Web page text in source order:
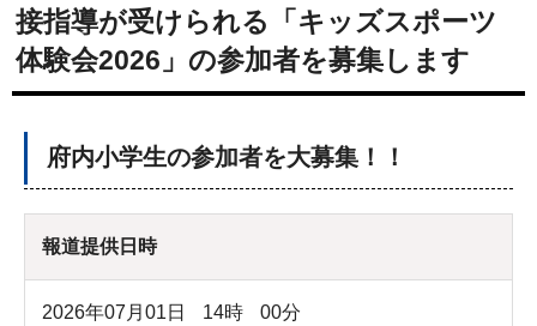
接指導が受けられる「キッズスポーツ
体験会2026」の参加者を募集します
府内小学生の参加者を大募集！！
報道提供日時
2026年07月01日 14時 00分